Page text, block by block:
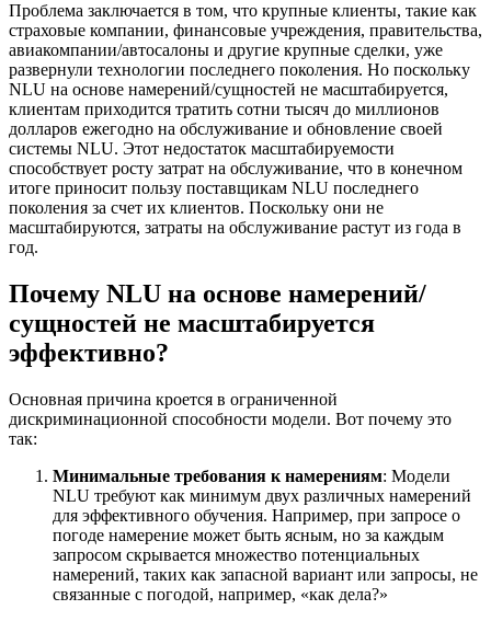
Проблема заключается в том, что крупные клиенты, такие как
страховые компании, финансовые учреждения, правительства,
авиакомпании/автосалоны и другие крупные сделки, уже
развернули технологии последнего поколения. Но поскольку
NLU на основе намерений/сущностей не масштабируется,
клиентам приходится тратить сотни тысяч до миллионов
долларов ежегодно на обслуживание и обновление своей
системы NLU. Этот недостаток масштабируемости
способствует росту затрат на обслуживание, что в конечном
итоге приносит пользу поставщикам NLU последнего
поколения за счет их клиентов. Поскольку они не
масштабируются, затраты на обслуживание растут из года в
год.
Почему NLU на основе намерений/
сущностей не масштабируется
эффективно?
Основная причина кроется в ограниченной
дискриминационной способности модели. Вот почему это
так:
Минимальные требования к намерениям: Модели
NLU требуют как минимум двух различных намерений
для эффективного обучения. Например, при запросе о
погоде намерение может быть ясным, но за каждым
запросом скрывается множество потенциальных
намерений, таких как запасной вариант или запросы, не
связанные с погодой, например, «как дела?»